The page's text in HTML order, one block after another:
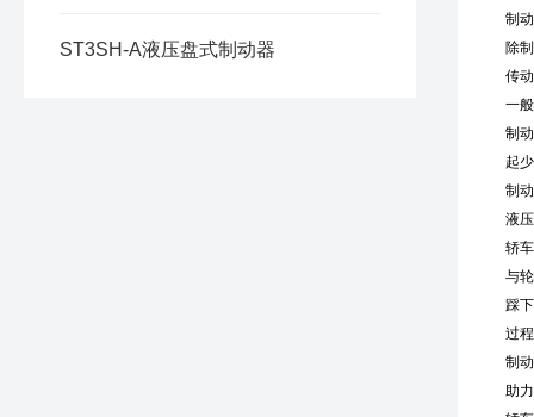
ST3SH-A液压盘式制动器
制
除
传
一
制
起
制
液
轿
与
踩
过
制
助